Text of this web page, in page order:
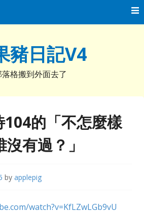
豬日記V4
格搬到外面去了
的「不怎麼樣
有過？」
by applepig
watch?v=KfLZwLGb9vU